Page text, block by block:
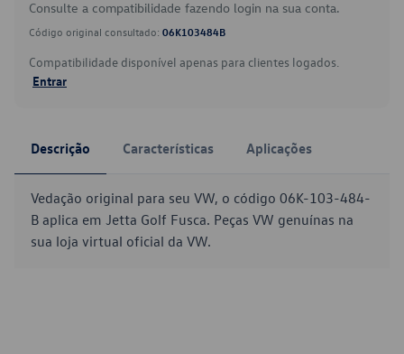
Consulte a compatibilidade fazendo login na sua conta.
Código original consultado: 06K103484B
Compatibilidade disponível apenas para clientes logados.
Entrar
Descrição Características Aplicações
Vedação original para seu VW, o código 06K-103-484-
B aplica em Jetta Golf Fusca. Peças VW genuínas na
sua loja virtual oficial da VW.